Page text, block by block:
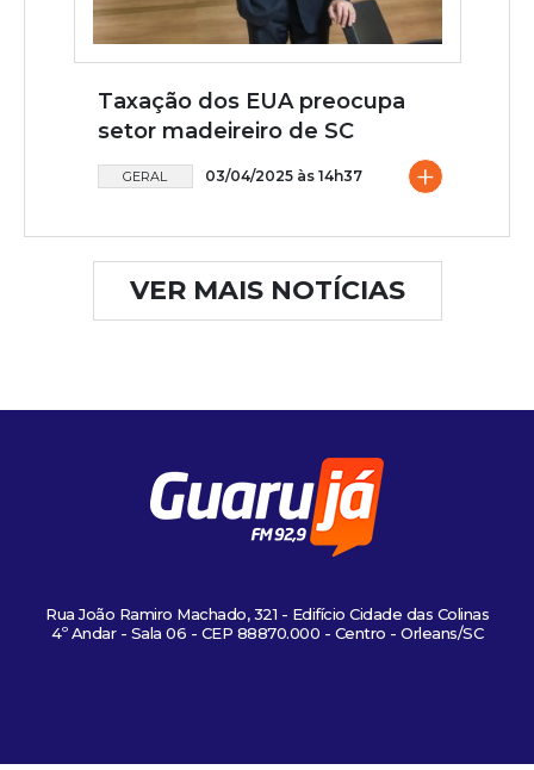
Taxação dos EUA preocupa
setor madeireiro de SC
GERAL 03/04/2025 às 14h37 +
VER MAIS NOTÍCIAS
Rua João Ramiro Machado, 321 - Edifício Cidade das Colinas
4º Andar - Sala 06 - CEP 88870.000 - Centro - Orleans/SC